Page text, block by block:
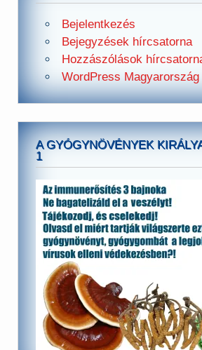
Bejelentkezés
Bejegyzések hírcsatorna
Hozzászólások
WordPress Magyarország
A GYÓGYNÖVÉNYEK
1